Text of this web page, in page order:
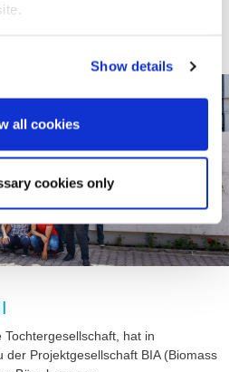
Show details
all cookies
cookies only
Tochtergesellschaft, hat in
Projektgesellschaft BIA (Biomass